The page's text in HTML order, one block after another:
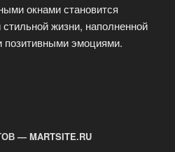
окнами становится
жизни, наполненной
позитивными эмоциями.
— MARTSITE.RU